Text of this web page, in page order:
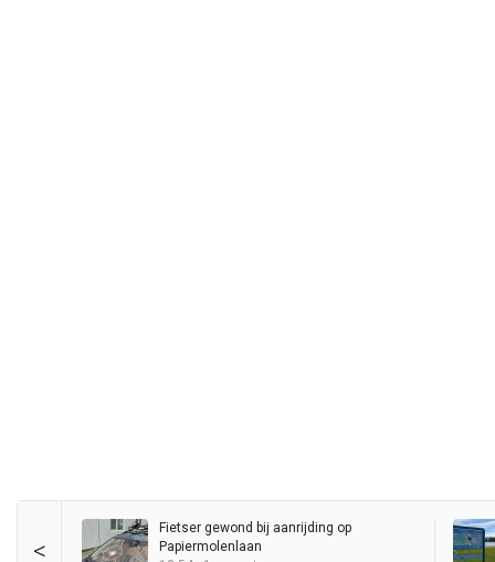
<
Fietser gewond bij aanrijding op
Papiermolenlaan